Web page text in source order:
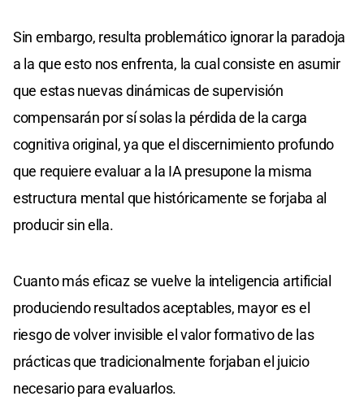
Sin embargo, resulta problemático ignorar la paradoja
a la que esto nos enfrenta, la cual consiste en asumir
que estas nuevas dinámicas de supervisión
compensarán por sí solas la pérdida de la carga
cognitiva original, ya que el discernimiento profundo
que requiere evaluar a la IA presupone la misma
estructura mental que históricamente se forjaba al
producir sin ella.
Cuanto más eficaz se vuelve la inteligencia artificial
produciendo resultados aceptables, mayor es el
riesgo de volver invisible el valor formativo de las
prácticas que tradicionalmente forjaban el juicio
necesario para evaluarlos.